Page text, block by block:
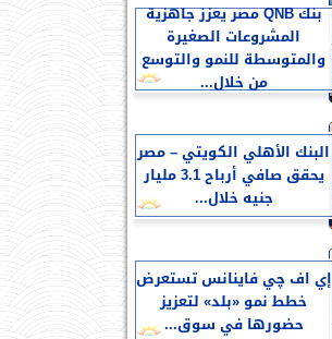
بنك QNB مصر يعزز جاهزية
المشروعات الصغيرة
والمتوسطة للنمو والتوسع
من خلال...
البنك الأهلي الكويتي – مصر
يحقق صافي أرباح 3.1 مليار
جنيه خلال...
إي اف چي فاينانس تستعرض
خطط نمو «بلد» لتعزيز
حضورها في سوق...